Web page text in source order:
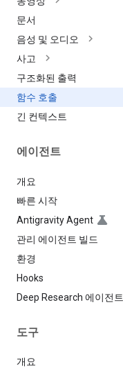
문서
음성 및 오디오
사고
구조화된 출력
함수 호출
긴 컨텍스트
에이전트
개요
빠른 시작
Antigravity Agent
관리 에이전트 빌드
환경
Hooks
Deep Research 에이전트
도구
개요